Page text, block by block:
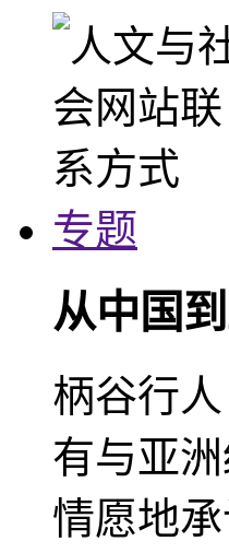
专题
从中国
柄谷行
有与亚
情愿地